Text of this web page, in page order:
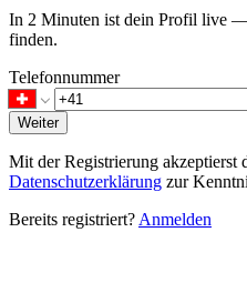
In 2 Minuten ist dein Profil live
finden.
Telefonnummer
Weiter
Mit der Registrierung akzeptierst
Datenschutzerklärung zur
Bereits registriert? Anmelden